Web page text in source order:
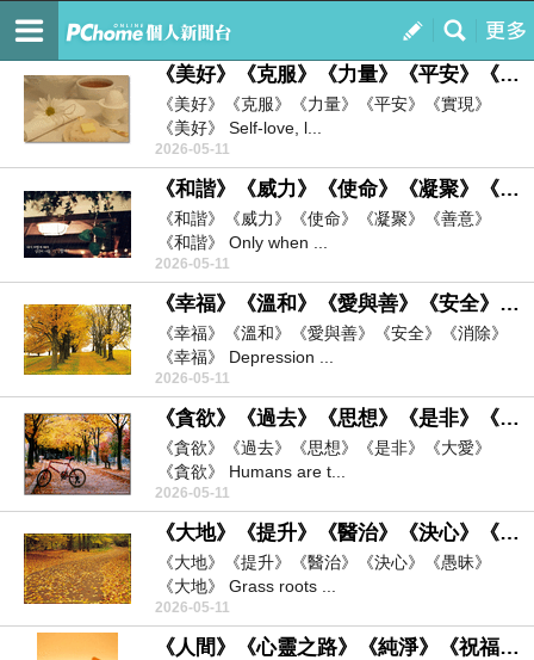
我的
訂閱
☆★夜色來臨‧和風吹起‧寒雪飄落-夜風雪新聞台★☆
《美好》《克服》《力量》《平安》《實現》
《美好》《克服》《力量》《平安》《實現》
《美好》 Self-love, l...
2026-05-11
《和諧》《威力》《使命》《凝聚》《善意》
《和諧》《威力》《使命》《凝聚》《善意》
《和諧》 Only when ...
2026-05-11
《幸福》《溫和》《愛與善》《安全》《消除》
《幸福》《溫和》《愛與善》《安全》《消除》
《幸福》 Depression ...
2026-05-11
《貪欲》《過去》《思想》《是非》《大愛》
《貪欲》《過去》《思想》《是非》《大愛》
《貪欲》 Humans are t...
2026-05-11
《大地》《提升》《醫治》《決心》《愚昧》
《大地》《提升》《醫治》《決心》《愚昧》
《大地》 Grass roots ...
2026-05-11
《人間》《心靈之路》《純淨》《祝福》《說起來》